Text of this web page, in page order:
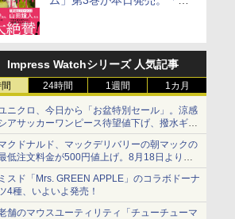
Impress Watchシリーズ 人気記事
24時間 1週間 1カ月
ニクロ、今日から「お盆特別セール」。涼感
アサッカーワンピース待望値下げ、撥水ギア
ョーツは1990円に
クドナルド、マックデリバリーの朝マックの
低注文料金が500円値上げ。8月18日より
円から受付
スド「Mrs. GREEN APPLE」のコラボドーナ
4種、いよいよ発売！
舗のマウスユーティリティ「チューチューマ